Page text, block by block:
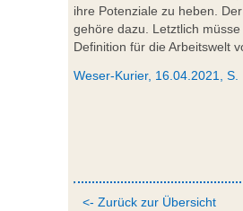
ihre Potenziale zu heben.
gehöre dazu. Letztlich
Definition für die Arbeitswelt
Weser-Kurier, 16.04.2021, S.
<- Zurück zur Übersicht